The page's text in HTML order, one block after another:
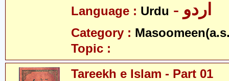
Language : Urdu - اردو
Category :
Topic :
Tareekh e Islam - Part 01